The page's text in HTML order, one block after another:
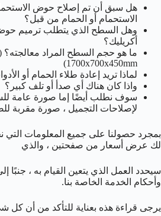
هل سبق أن تم إصلاح حوض
الاستحمام أو الحمام من قبل؟
وهل السطح الذي يتطلب ترميم
أكريليك؟
ما هو حجم السطح المراد معالجته؟
1700x700x450mm)
لماذا تريد إعادة طلاء الحمام أو
واذا كان هناك أي صدأ أو تلف كبير؟
سوف نطلب أيضًا إما صورة عامة
لإصلاحات التجميل ، صورة مقربة
بمجرد حصولنا على جميع المعلومات التي
لك عرض أسعار من صفحتين ، والذي
سيحدد العمل الذي يتعين القيام به ،
وأحكام الخدمة الخاصة بنا.
يرجى قراءة هذه بعناية للتأكد من أن كل